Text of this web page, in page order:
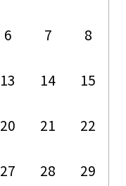
6 7 8
13 14 15
20 21 22
27 28 29